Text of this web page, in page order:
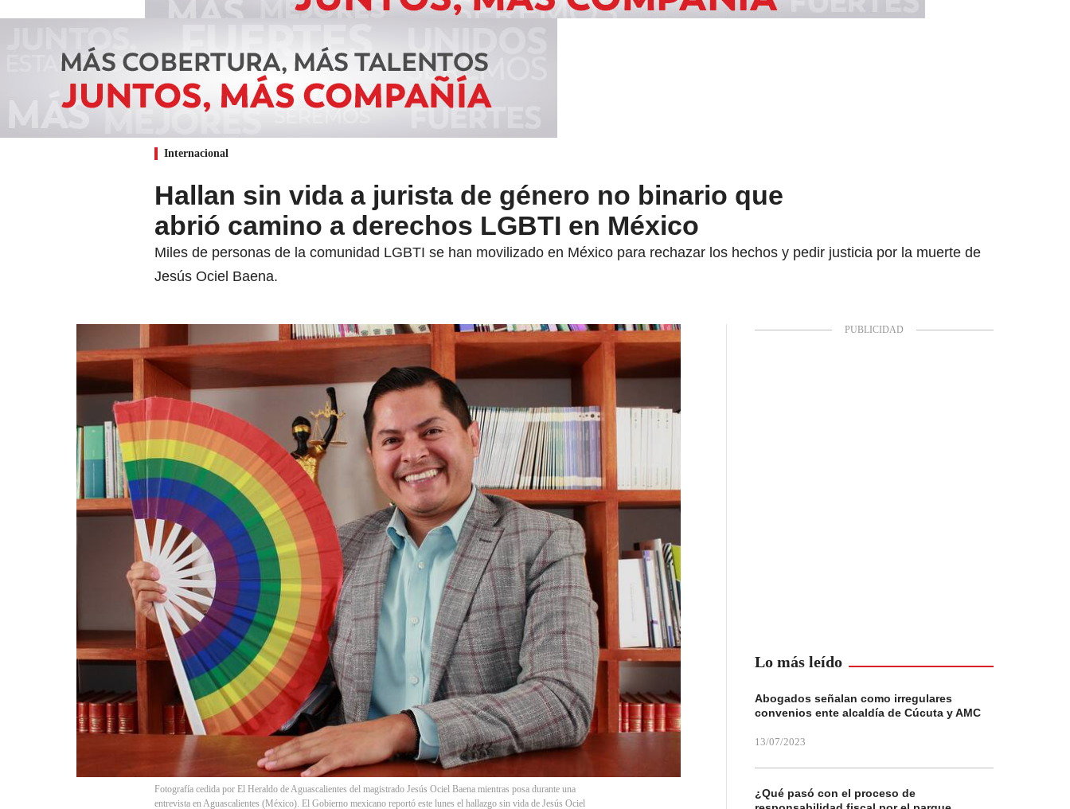
Internacional
Hallan sin vida a jurista de género no binario que
abrió camino a derechos LGBTI en México
Miles de personas de la comunidad LGBTI se han movilizado en México para rechazar los hechos y pedir justicia por la muerte de
Jesús Ociel Baena.
Fotografía cedida por El Heraldo de Aguascalientes del magistrado Jesús Ociel Baena mientras posa durante una
entrevista en Aguascalientes (México). El Gobierno mexicano reportó este lunes el hallazgo sin vida de Jesús Ociel
Lo más leído
Abogados señalan como irregulares
convenios ente alcaldía de Cúcuta y AMC
13/07/2023
¿Qué pasó con el proceso de